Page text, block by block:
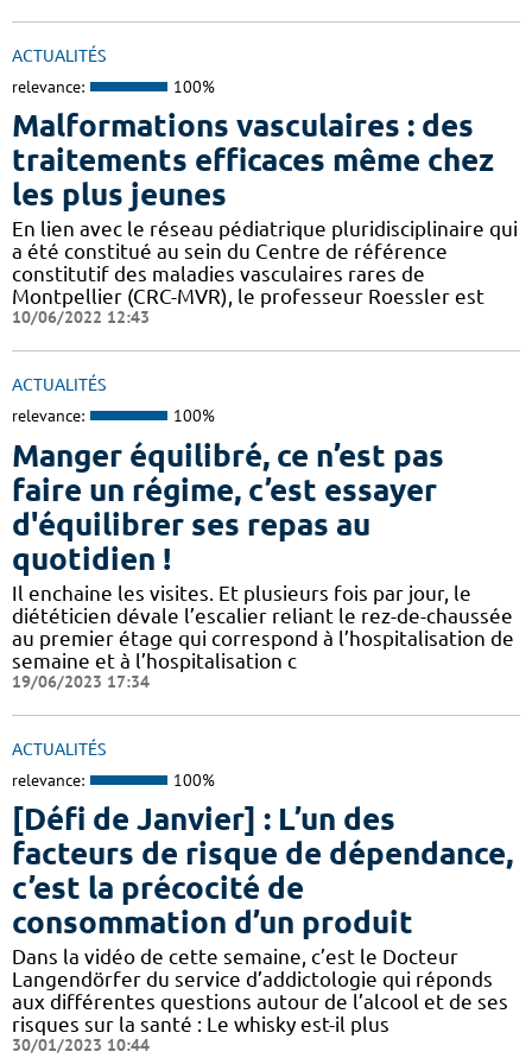
ACTUALITÉS
relevance: 100%
Malformations vasculaires : des
traitements efficaces même chez
les plus jeunes
En lien avec le réseau pédiatrique pluridisciplinaire qui
a été constitué au sein du Centre de référence
constitutif des maladies vasculaires rares de
Montpellier (CRC-MVR), le professeur Roessler est
10/06/2022 12:43
ACTUALITÉS
relevance: 100%
Manger équilibré, ce n’est pas
faire un régime, c’est essayer
d'équilibrer ses repas au
quotidien !
Il enchaine les visites. Et plusieurs fois par jour, le
diététicien dévale l’escalier reliant le rez-de-chaussée
au premier étage qui correspond à l’hospitalisation de
semaine et à l’hospitalisation c
19/06/2023 17:34
ACTUALITÉS
relevance: 100%
[Défi de Janvier] : L’un des
facteurs de risque de dépendance,
c’est la précocité de
consommation d’un produit
Dans la vidéo de cette semaine, c’est le Docteur
Langendörfer du service d’addictologie qui réponds
aux différentes questions autour de l’alcool et de ses
risques sur la santé : Le whisky est-il plus
30/01/2023 10:44